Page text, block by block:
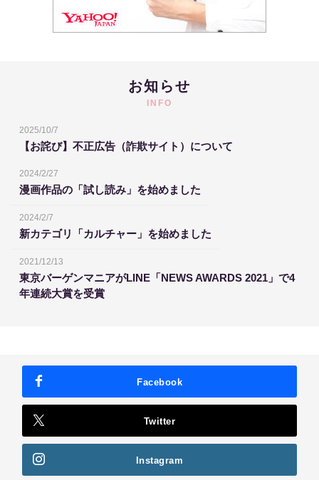
お知らせ
INFO
2025/10/7
【お詫び】不正広告（詐欺サイト）について
2024/2/27
漫画作品の「試し読み」を始めました
2024/2/7
新カテゴリ「カルチャー」を始めました
2021/12/13
東京バーゲンマニアがLINE「NEWS AWARDS 2021」で4
年連続大賞を受賞
Facebook
Twitter
Instagram